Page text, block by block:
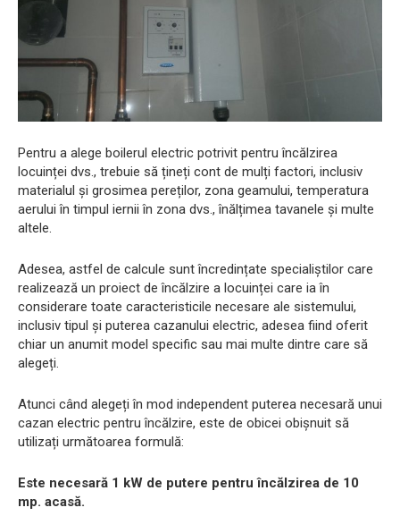
Pentru a alege boilerul electric potrivit pentru încălzirea
locuinței dvs., trebuie să țineți cont de mulți factori, inclusiv
materialul și grosimea pereților, zona geamului, temperatura
aerului în timpul iernii în zona dvs., înălțimea tavanele și multe
altele.
Adesea, astfel de calcule sunt încredințate specialiștilor care
realizează un proiect de încălzire a locuinței care ia în
considerare toate caracteristicile necesare ale sistemului,
inclusiv tipul și puterea cazanului electric, adesea fiind oferit
chiar un anumit model specific sau mai multe dintre care să
alegeți.
Atunci când alegeți în mod independent puterea necesară unui
cazan electric pentru încălzire, este de obicei obișnuit să
utilizați următoarea formulă:
Este necesară 1 kW de putere pentru încălzirea de 10
mp. acasă.